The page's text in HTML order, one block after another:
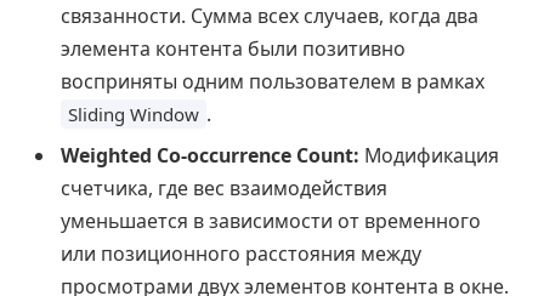
связанности. Сумма всех случаев, когда два
элемента контента были позитивно
восприняты одним пользователем в рамках
Sliding Window .
Weighted Co-occurrence Count: Модификация
счетчика, где вес взаимодействия
уменьшается в зависимости от временного
или позиционного расстояния между
просмотрами двух элементов контента в окне.